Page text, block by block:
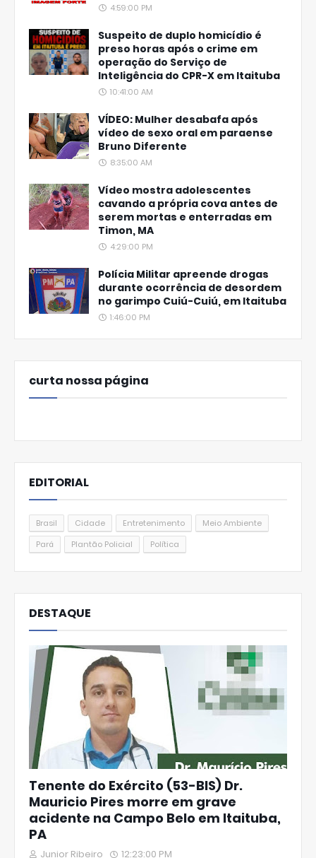
4:59:00 PM
Suspeito de duplo homicídio é
preso horas após o crime em
operação do Serviço de
Inteligência do CPR-X em Itaituba
10:41:00 AM
VÍDEO: Mulher desabafa após
vídeo de sexo oral em paraense
Bruno Diferente
8:35:00 AM
Vídeo mostra adolescentes
cavando a própria cova antes de
serem mortas e enterradas em
Timon, MA
4:29:00 PM
Polícia Militar apreende drogas
durante ocorrência de desordem
no garimpo Cuiú-Cuiú, em Itaituba
1:46:00 PM
curta nossa página
EDITORIAL
Brasil Cidade Entretenimento
Meio Ambiente
Pará
Plantão Policial Política
DESTAQUE
Tenente do Exército (53-BIS) Dr.
Mauricio Pires morre em grave
acidente na Campo Belo em Itaituba,
PA
Junior Ribeiro 12:23:00 PM